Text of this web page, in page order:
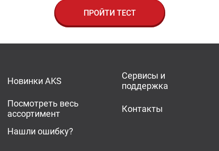
ПРОЙТИ ТЕСТ
Новинки AKS
Сервисы и
поддержка
Посмотреть весь
ассортимент
Контакты
Нашли ошибку?